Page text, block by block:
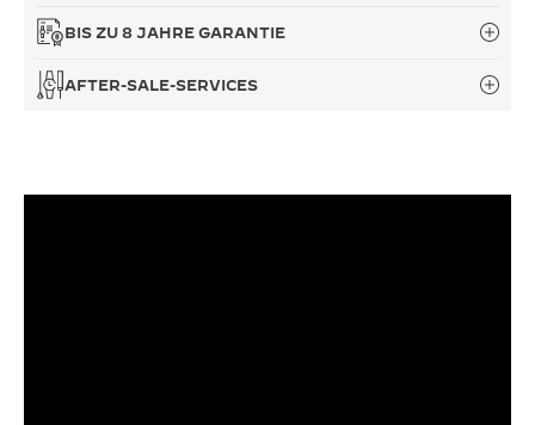
BIS ZU 8 JAHRE GARANTIE
AFTER-SALE-SERVICES